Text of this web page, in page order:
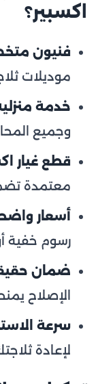
اكسبير؟
فنيون
موديلات
خدمة
وجميع
قطع غيار
معتمدة
أسعار
رسوم خفية
ضمان
الإصلاح
سرعة
لإعادة